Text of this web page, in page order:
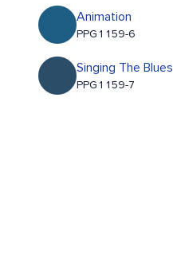
Animation
PPG1159-6
Singing The Blues
PPG1159-7